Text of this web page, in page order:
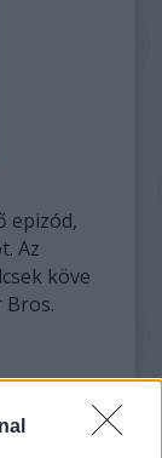
epizód,
Az
köve
Bros.
ben